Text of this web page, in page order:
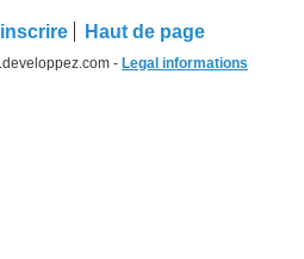
Haut de page
- Legal informations